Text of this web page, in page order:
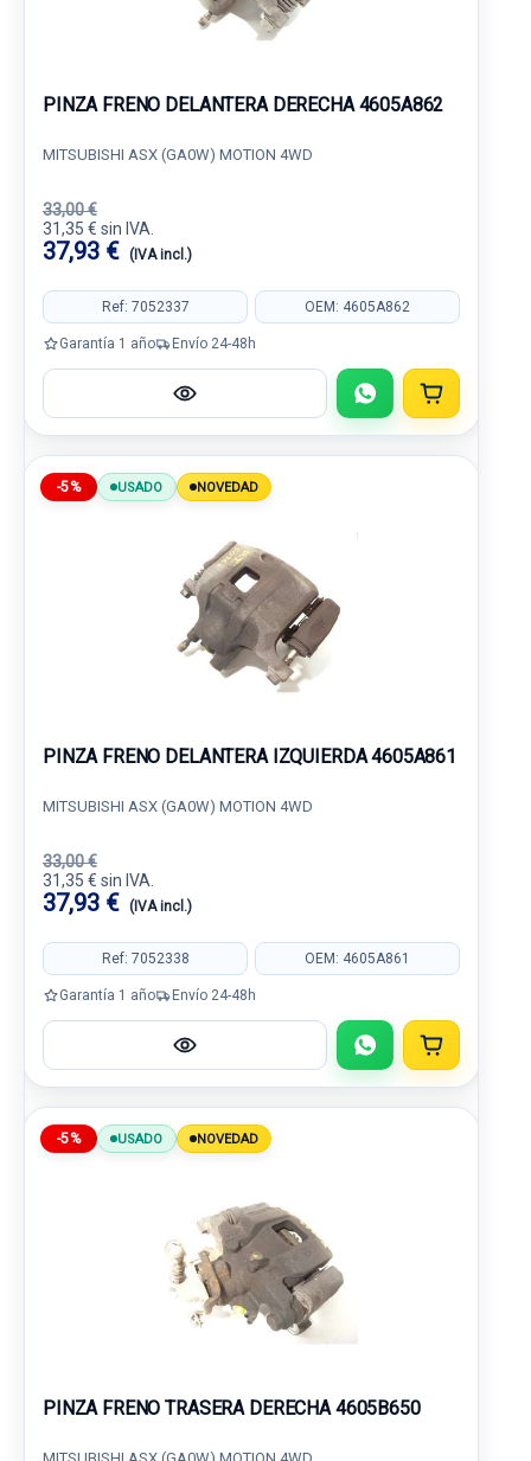
PINZA FRENO DELANTERA DERECHA 4605A862
MITSUBISHI ASX (GA0W) MOTION 4WD
33,00 €
31,35 € sin IVA.
37,93 € (IVA incl.)
Ref: 7052337 OEM: 4605A862
Garantía 1 año Envío 24-48h
-5% USADO NOVEDAD
PINZA FRENO DELANTERA IZQUIERDA 4605A861
MITSUBISHI ASX (GA0W) MOTION 4WD
33,00 €
31,35 € sin IVA.
37,93 € (IVA incl.)
Ref: 7052338 OEM: 4605A861
Garantía 1 año Envío 24-48h
-5% USADO NOVEDAD
PINZA FRENO TRASERA DERECHA 4605B650